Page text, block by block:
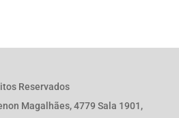
Reservados
Magalhães, 4779 Sala 1901,